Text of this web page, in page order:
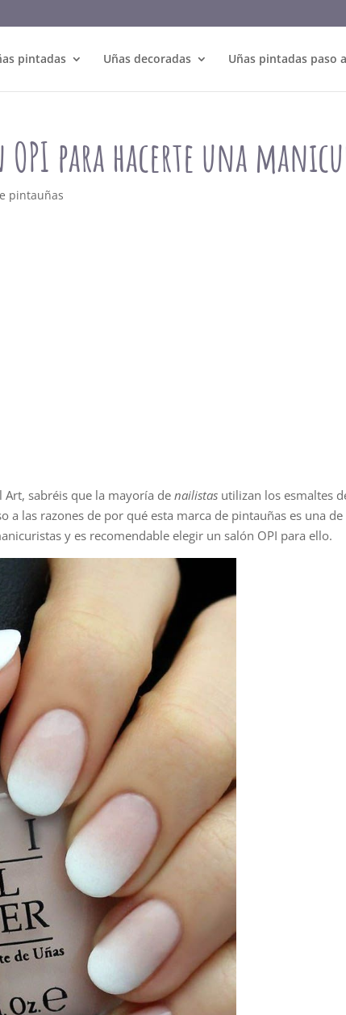
pintadas Uñas decoradas Uñas pintadas paso
para hacerte una
pintauñas
Art, sabréis que la mayoría denailistas utilizan los esmaltes
a las razones de por qué esta marca de pintauñas es una de
y es recomendable elegir un salón OPI para ello.